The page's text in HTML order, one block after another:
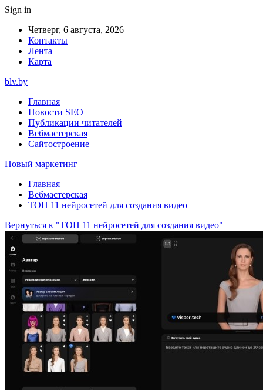
Sign in
Четверг, 6 августа, 2026
Контакты
Лента
Карта
blv.by
Главная
Новости SEO
Публикации читателей
Вебмастерская
Сайтостроение
Новый маркетинг
Главная
Вебмастерская
ТОП 11 нейросетей для создания видео
Вернуться к "ТОП 11 нейросетей для создания видео"